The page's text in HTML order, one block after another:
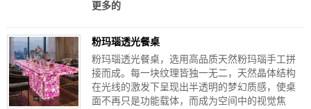
更多的
粉玛瑙透光餐桌
粉玛瑙透光餐桌，选用高品质天然粉玛瑙手工拼
接而成。每一块纹理皆独一无二，天然晶体结构
在光线的激发下呈现出半透明的梦幻质感，使桌
面不再只是功能载体，而成为空间中的视觉焦